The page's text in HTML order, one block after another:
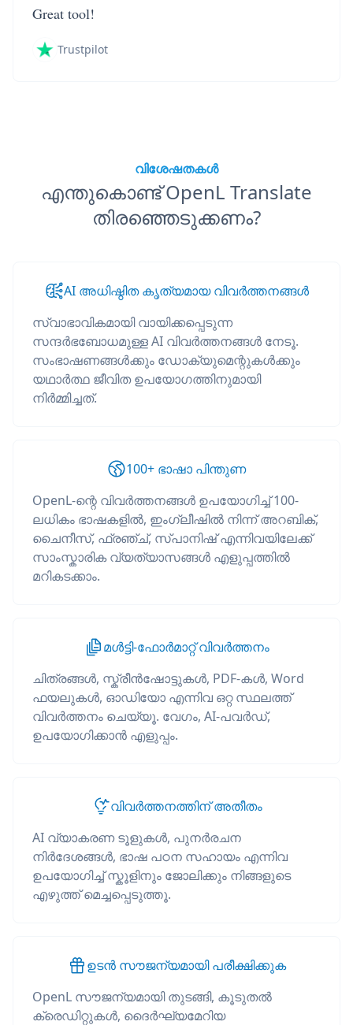
Great tool!
Trustpilot
വിശേഷതകൾ
എന്തുകൊണ്ട് OpenL Translate
തിരഞ്ഞെടുക്കണം?
AI അധിഷ്ഠിത കൃത്യമായ വിവർത്തനങ്ങൾ
സ്വാഭാവികമായി വായിക്കപ്പെടുന്ന
സന്ദർഭബോധമുള്ള AI വിവർത്തനങ്ങൾ നേടൂ.
സംഭാഷണങ്ങൾക്കും ഡോക്യുമെന്റുകൾക്കും
യഥാർത്ഥ ജീവിത ഉപയോഗത്തിനുമായി
നിർമ്മിച്ചത്.
100+ ഭാഷാ പിന്തുണ
OpenL-ന്റെ വിവർത്തനങ്ങൾ ഉപയോഗിച്ച് 100-
ലധികം ഭാഷകളിൽ, ഇംഗ്ലീഷിൽ നിന്ന് അറബിക്,
ചൈനീസ്, ഫ്രഞ്ച്, സ്പാനിഷ് എന്നിവയിലേക്ക്
സാംസ്കാരിക വ്യത്യാസങ്ങൾ എളുപ്പത്തിൽ
മറികടക്കാം.
മൾട്ടി-ഫോർമാറ്റ് വിവർത്തനം
ചിത്രങ്ങൾ, സ്ക്രീൻഷോട്ടുകൾ, PDF-കൾ, Word
ഫയലുകൾ, ഓഡിയോ എന്നിവ ഒറ്റ സ്ഥലത്ത്
വിവർത്തനം ചെയ്യൂ. വേഗം, AI-പവർഡ്,
ഉപയോഗിക്കാൻ എളുപ്പം.
വിവർത്തനത്തിന് അതീതം
AI വ്യാകരണ ടൂളുകൾ, പുനർരചന
നിർദേശങ്ങൾ, ഭാഷ പഠന സഹായം എന്നിവ
ഉപയോഗിച്ച് സ്കൂളിനും ജോലിക്കും നിങ്ങളുടെ
എഴുത്ത് മെച്ചപ്പെടുത്തൂ.
ഉടൻ സൗജന്യമായി പരീക്ഷിക്കുക
OpenL സൗജന്യമായി തുടങ്ങി, കൂടുതൽ
ക്രെഡിറ്റുകൾ, ദൈർഘ്യമേറിയ